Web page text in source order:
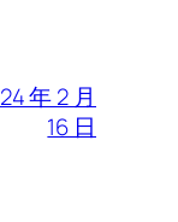
年 2 月
16 日